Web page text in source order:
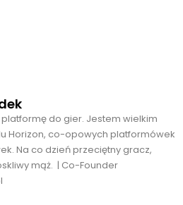
platformę do gier. Jestem wielkim
Horizon, co-opowych platformówek
Na co dzień przeciętny gracz,
mąż. | Co-Founder